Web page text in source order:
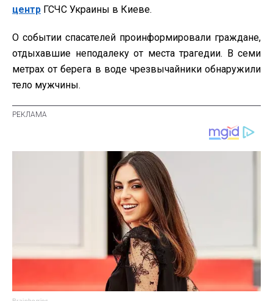
центр ГСЧС Украины в Киеве.
О событии спасателей проинформировали граждане,
отдыхавшие неподалеку от места трагедии. В семи
метрах от берега в воде чрезвычайники обнаружили
тело мужчины.